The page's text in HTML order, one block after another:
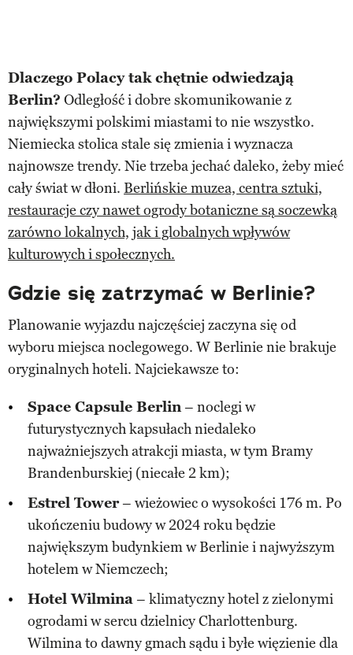
Dlaczego Polacy tak chętnie odwiedzają
Berlin? Odległość i dobre skomunikowanie z
największymi polskimi miastami to nie wszystko.
Niemiecka stolica stale się zmienia i wyznacza
najnowsze trendy. Nie trzeba jechać daleko, żeby mieć
cały świat w dłoni. Berlińskie muzea, centra sztuki,
restauracje czy nawet ogrody botaniczne są soczewką
zarówno lokalnych, jak i globalnych wpływów
kulturowych i społecznych.
Gdzie się zatrzymać w Berlinie?
Planowanie wyjazdu najczęściej zaczyna się od
wyboru miejsca noclegowego. W Berlinie nie brakuje
oryginalnych hoteli. Najciekawsze to:
Space Capsule Berlin– noclegi w
futurystycznych kapsułach niedaleko
najważniejszych atrakcji miasta, w tym Bramy
Brandenburskiej (niecałe 2 km);
Estrel Tower– wieżowiec o wysokości 176 m. Po
ukończeniu budowy w 2024 roku będzie
największym budynkiem w Berlinie i najwyższym
hotelem w Niemczech;
Hotel Wilmina– klimatyczny hotel z zielonymi
ogrodami w sercu dzielnicy Charlottenburg.
Wilmina to dawny gmach sądu i byłe więzienie dla